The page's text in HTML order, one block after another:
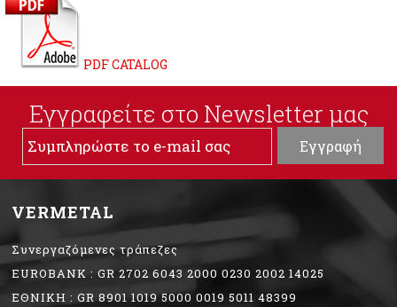
PDF CATALOG
Εγγραφείτε στο Νewsletter μας
VERMETAL
Συνεργαζόμενες τράπεζες
EUROBANK : GR 2702 6043 2000 0230 2002 14025
ΕΘΝΙΚΗ : GR 8901 1019 5000 0019 5011 48399